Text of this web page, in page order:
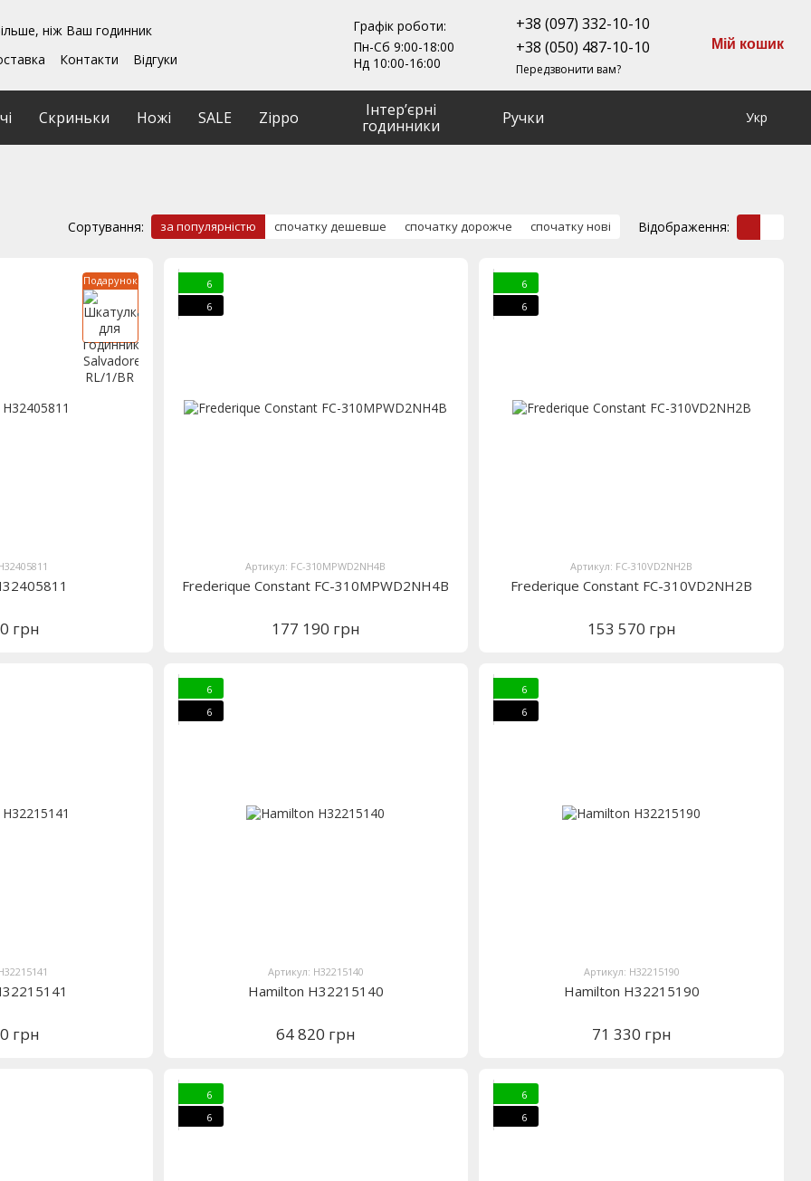
ніж Ваш годинник
Контакти
Відгуки
Графік роботи:
Пн-Сб 9:00-18:00
Нд 10:00-16:00
+38 (097) 332-10-10
+38 (050) 487-10-10
Передзвонити вам?
Мій кошик
Скриньки Ножі SALE Zippo
Інтерʼєрні
годинники
Ручки Укр
Сортування: за популярністю спочатку дешевше спочатку дорожче спочатку нові Відображення:
Подарунок
грн
6
6
Артикул: FC-310MPWD2NH4B
Frederique Constant FC-310MPWD2NH4B
177 190 грн
6
6
Артикул: FC-310VD2NH2B
Frederique Constant FC-310VD2NH2B
153 570 грн
грн
6
6
Артикул: H32215140
Hamilton H32215140
64 820 грн
6
6
Артикул: H32215190
Hamilton H32215190
71 330 грн
6
6
6
6